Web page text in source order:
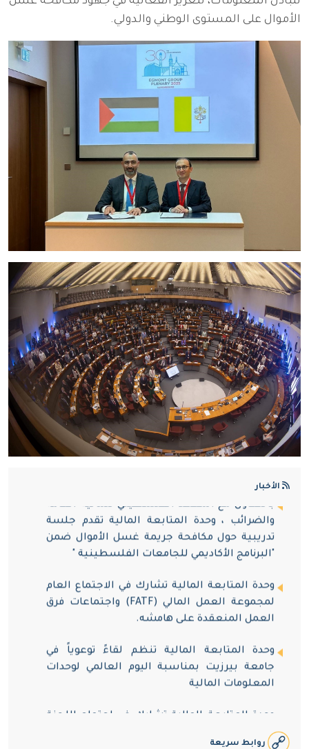
الأموال على المستوى الوطني والدولي.
الأخبار
وحدة المتابعة المالية تجتمع مع الادارة العامة
للمعابر والحدود
مدير وحدة المتابعة المالية يستقبل مدير
العمليات المركزية في جهاز الاستخبارات
والضرائب ، وحدة المتابعة المالية تقدم جلسة
تدريبية حول مكافحة جريمة غسل الأموال ضمن
"البرنامج الأكاديمي للجامعات الفلسطينية "
وحدة المتابعة المالية تشارك في الاجتماع العام
لمجموعة العمل المالي (FATF) واجتماعات فرق
العمل المنعقدة على هامشه.
وحدة المتابعة المالية تنظم لقاءً توعوياً في
جامعة بيرزيت بمناسبة اليوم العالمي لوحدات
وحدة المتابعة المالية تشارك في اجتماع اللجنة
روابط سريعة